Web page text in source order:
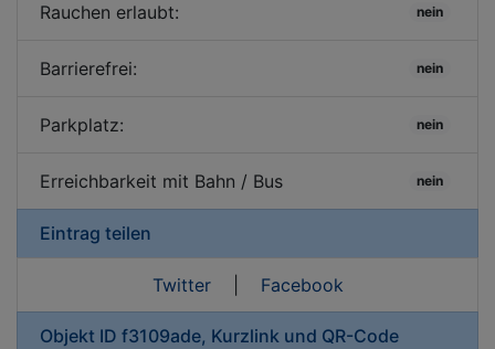
Rauchen erlaubt: nein
Barrierefrei: nein
Parkplatz: nein
Erreichbarkeit mit Bahn / Bus nein
Eintrag teilen
Twitter| Facebook
Objekt ID f3109ade, Kurzlink und QR-Code